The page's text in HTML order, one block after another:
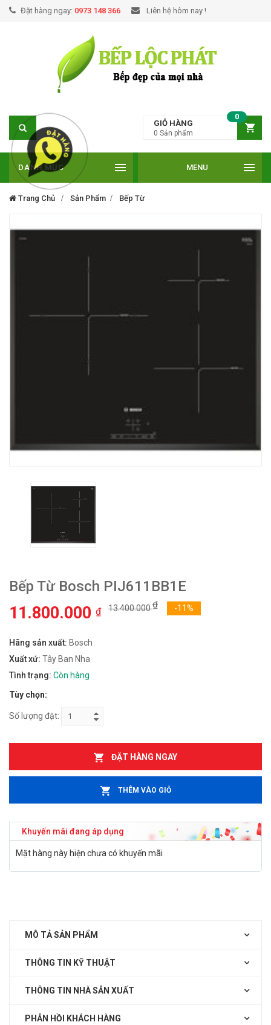
Đặt hàng ngay: 0973 148 366 Liên hệ hôm nay !
GIỎ HÀNG
0
0 Sản phẩm
DANH MỤC MENU
Trang Chủ Sản Phẩm Bếp Từ
Bếp Từ Bosch PIJ611BB1E
11.800.000 ₫ 13.400.000₫ -11%
Hãng sản xuất: Bosch
Xuất xứ: Tây Ban Nha
Tình trạng: Còn hàng
Tùy chọn:
Số lượng đặt:
ĐẶT HÀNG NGAY
THÊM VÀO GIỎ
Khuyến mãi đang áp dụng
Mặt hàng này hiện chưa có khuyến mãi
MÔ TẢ SẢN PHẨM
THÔNG TIN KỸ THUẬT
THÔNG TIN NHÀ SẢN XUẤT
PHẢN HỒI KHÁCH HÀNG